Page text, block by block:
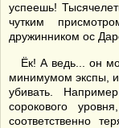
успеешь!
чутким
дружинником ос
Ёк! А ведь... он
минимумом экспы, и
убивать.
сорокового
соответственно